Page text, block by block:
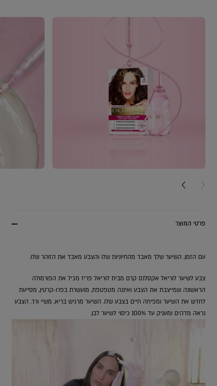
NEXT CARD
פרטי המוצר
עם הזמן, השיער שלך מאבד מהחיוניות שלו והצבע מאבד את הזוהר שלו.
צבע לשיער לוריאל אקסלנס קרם מבית לוריאל פריז מכיל את הפורמולה
הראשונה שמייצבת את הצבע ואיננה מטפטפת, מועשרת בפרו-קרטין, מסייעת
לחדש את השיער ומפיחה חיים בצבע שלו. השיער מרגיש בריא, משיי ורך. הצבע
נראה מדהים ומעניק עד 100% כיסוי לשיער לבן.